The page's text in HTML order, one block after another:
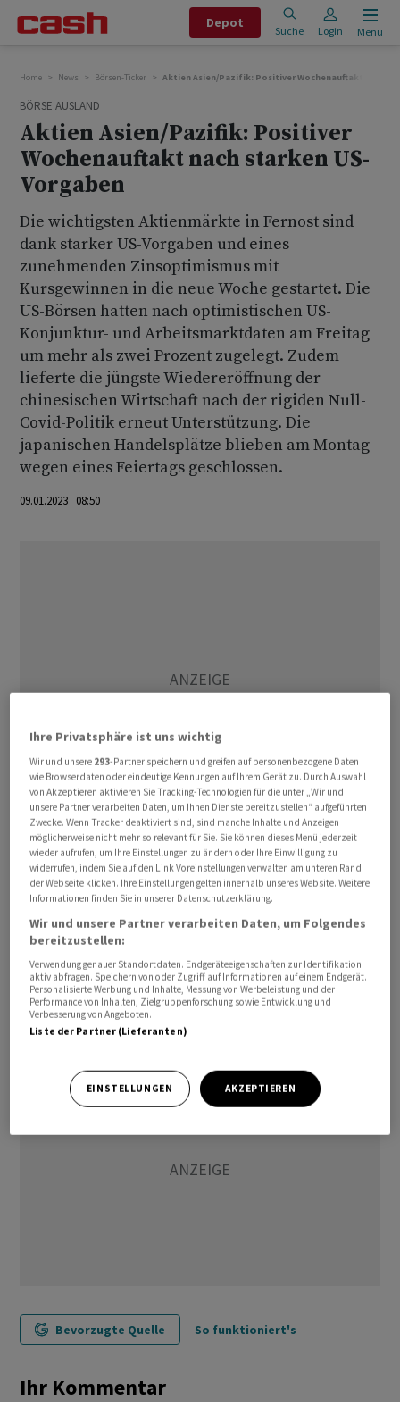
Depot
Suche Login Menu
Home News Börsen-Ticker Aktien Asien/Pazifik: Positiver Wochenauftakt nach
BÖRSE AUSLAND
Aktien Asien/Pazifik: Positiver
Wochenauftakt nach starken US-
Vorgaben
Die wichtigsten Aktienmärkte in Fernost sind
dank starker US-Vorgaben und eines
zunehmenden Zinsoptimismus mit
Kursgewinnen in die neue Woche gestartet. Die
US-Börsen hatten nach optimistischen US-
Konjunktur- und Arbeitsmarktdaten am Freitag
um mehr als zwei Prozent zugelegt. Zudem
lieferte die jüngste Wiedereröffnung der
chinesischen Wirtschaft nach der rigiden Null-
Covid-Politik erneut Unterstützung. Die
japanischen Handelsplätze blieben am Montag
wegen eines Feiertags geschlossen.
09.01.2023 08:50
Der CSI-300-Index , der die 300 wichtigsten
Unternehmen vom chinesischen Festland umfasst, stieg
um 0,8 Prozent auf 4013 Punkte. Der Hang-Seng-Index
der chinesischen Sonderverwaltungsregion Hongkong
gewann zuletzt 1,8 Prozent auf 21 361 Punkte. Der
7151 Punkten./edh/mis
(AWP)
Bevorzugte Quelle So funktioniert's
Ihr Kommentar
Ihre Privatsphäre ist uns wichtig
Wir und unsere 293-Partner speichern und greifen auf personenbezogene Daten
wie Browserdaten oder eindeutige Kennungen auf Ihrem Gerät zu. Durch Auswahl
von Akzeptieren aktivieren Sie Tracking-Technologien für die unter „Wir und
unsere Partner verarbeiten Daten, um Ihnen Dienste bereitzustellen“ aufgeführten
Zwecke. Wenn Tracker deaktiviert sind, sind manche Inhalte und Anzeigen
möglicherweise nicht mehr so relevant für Sie. Sie können dieses Menü jederzeit
wieder aufrufen, um Ihre Einstellungen zu ändern oder Ihre Einwilligung zu
widerrufen, indem Sie auf den Link Voreinstellungen verwalten am unteren Rand
der Webseite klicken. Ihre Einstellungen gelten innerhalb unseres Website. Weitere
Informationen finden Sie in unserer Datenschutzerklärung.
Wir und unsere Partner verarbeiten Daten, um Folgendes
bereitzustellen:
Verwendung genauer Standortdaten. Endgeräteeigenschaften zur Identifikation
aktiv abfragen. Speichern von oder Zugriff auf Informationen auf einem Endgerät.
Personalisierte Werbung und Inhalte, Messung von Werbeleistung und der
Performance von Inhalten, Zielgruppenforschung sowie Entwicklung und
Verbesserung von Angeboten.
Liste der Partner (Lieferanten)
EINSTELLUNGEN AKZEPTIEREN